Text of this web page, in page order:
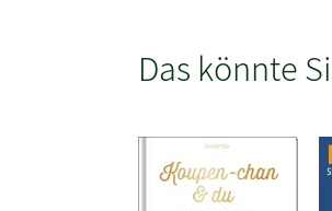
Das könnte